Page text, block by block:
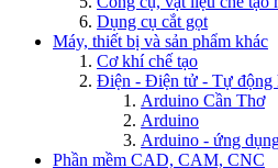
Dụng cụ cắt gọt
Máy, thiết bị và sản phẩm khác
Cơ khí chế tạo
Điện - Điện tử - Tự động
Arduino Cần Thơ
Arduino
Arduino - ứng
Phần mềm CAD, CAM, CNC